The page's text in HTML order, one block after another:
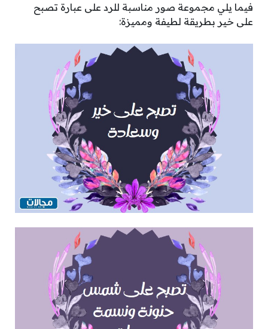
فيما يلي مجموعة صور مناسبة للرد على عبارة تصبح
على خير بطريقة لطيفة ومميزة: